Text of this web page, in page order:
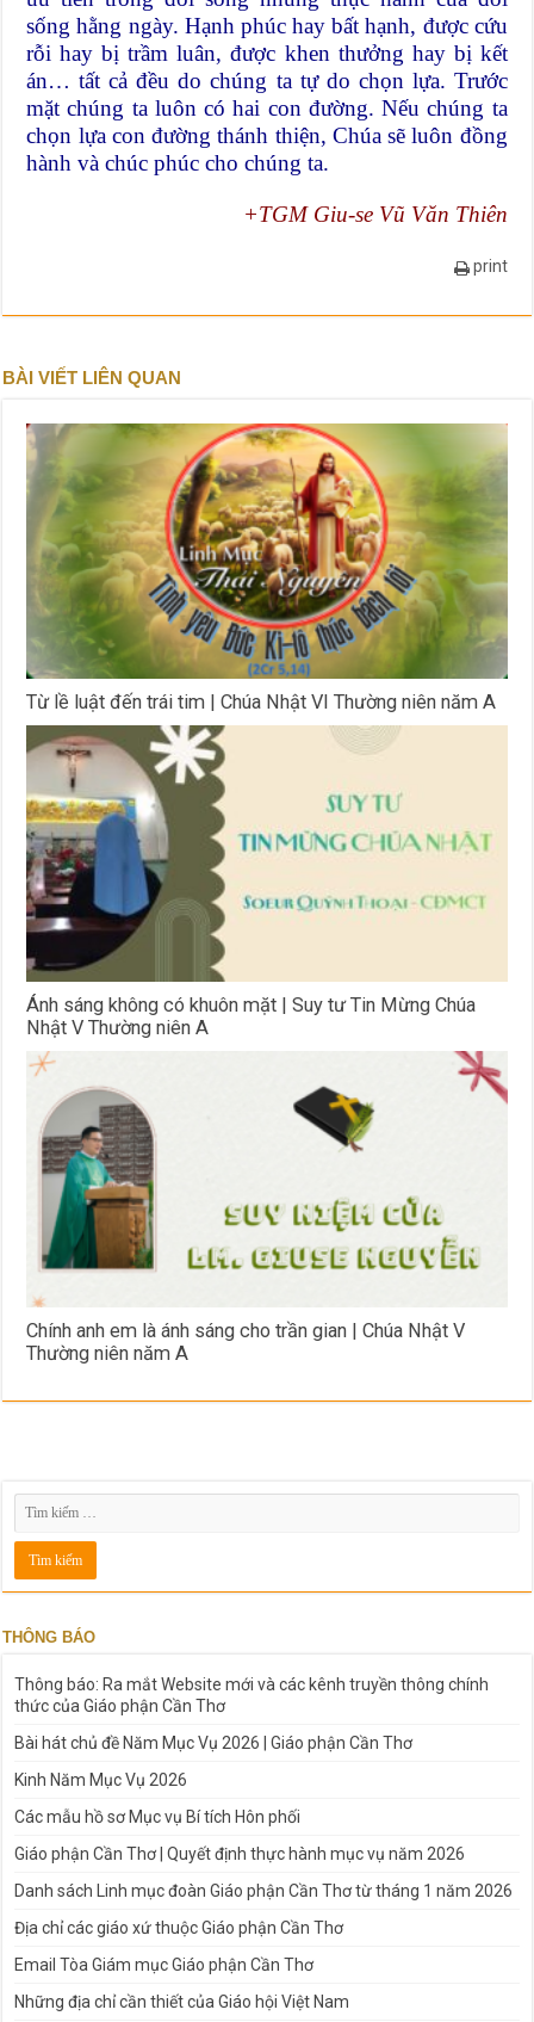
sống hằng ngày. Hạnh phúc hay bất hạnh, được cứu
rỗi hay bị trầm luân, được khen thưởng hay bị kết
án… tất cả đều do chúng ta tự do chọn lựa. Trước
mặt chúng ta luôn có hai con đường. Nếu chúng ta
chọn lựa con đường thánh thiện, Chúa sẽ luôn đồng
hành và chúc phúc cho chúng ta.
+TGM Giu-se Vũ Văn Thiên
print
BÀI VIẾT LIÊN QUAN
Từ lề luật đến trái tim | Chúa Nhật VI Thường niên năm A
Ánh sáng không có khuôn mặt | Suy tư Tin Mừng Chúa
Nhật V Thường niên A
Chính anh em là ánh sáng cho trần gian | Chúa Nhật V
Thường niên năm A
THÔNG BÁO
Thông báo: Ra mắt Website mới và các kênh truyền thông chính
thức của Giáo phận Cần Thơ
Bài hát chủ đề Năm Mục Vụ 2026 | Giáo phận Cần Thơ
Kinh Năm Mục Vụ 2026
Các mẫu hồ sơ Mục vụ Bí tích Hôn phối
Giáo phận Cần Thơ | Quyết định thực hành mục vụ năm 2026
Danh sách Linh mục đoàn Giáo phận Cần Thơ từ tháng 1 năm 2026
Địa chỉ các giáo xứ thuộc Giáo phận Cần Thơ
Email Tòa Giám mục Giáo phận Cần Thơ
Những địa chỉ cần thiết của Giáo hội Việt Nam